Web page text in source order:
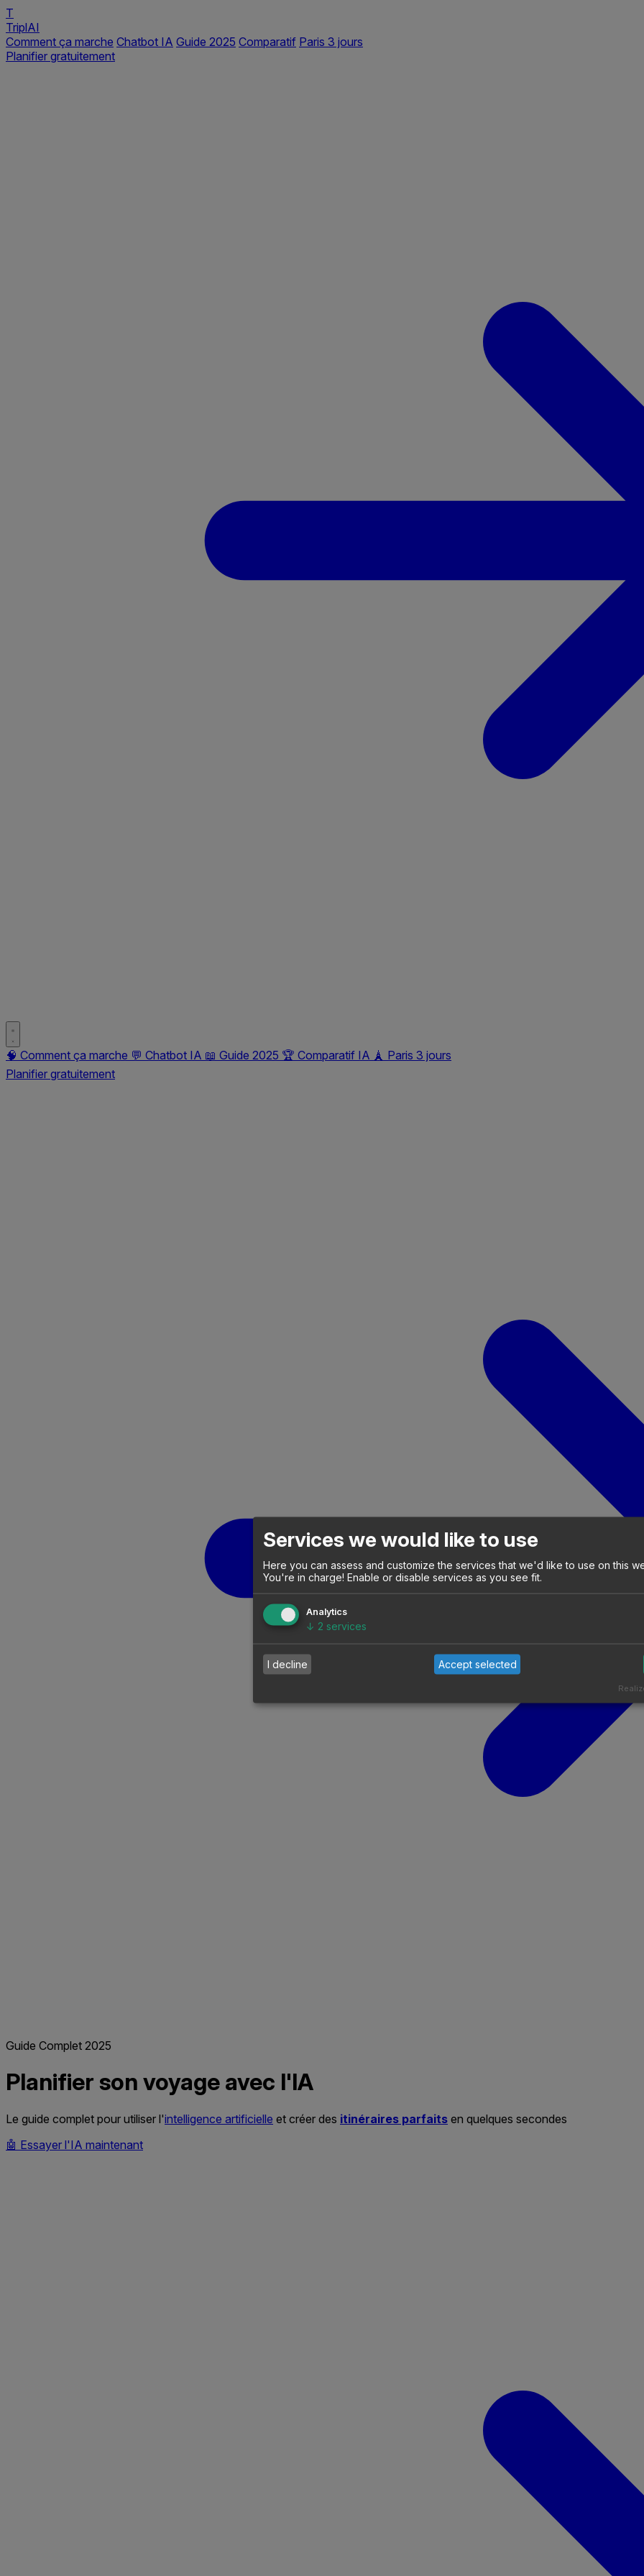
Services we would like to use
Here you can assess and customize the services that we'd like to use on this
You're in charge! Enable or disable services as you see fit.
Analytics
↓ 2 services
I decline Accept selected
T
TriplAI
Comment ça marche Chatbot IA Guide 2025 Comparatif Paris 3 jours
Planifier gratuitement
🧠 Comment ça marche 💬 Chatbot IA 📖 Guide 2025 🏆 Comparatif IA 🗼 Paris 3 jours
Planifier gratuitement
Guide Complet 2025
Planifier son voyage avec l'IA
Le guide complet pour utiliser l'intelligence artificielle et créer des itinéraires parfaits en quelques secondes
🤖 Essayer l'IA maintenant